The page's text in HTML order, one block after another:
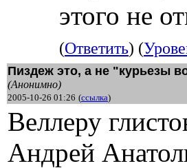
этого не
(Ответить) (
Пиздеж это, а не "курьезы
(Анонимно)
2005-10-26 01:26 (ссылка)
Веллеру
Андрей